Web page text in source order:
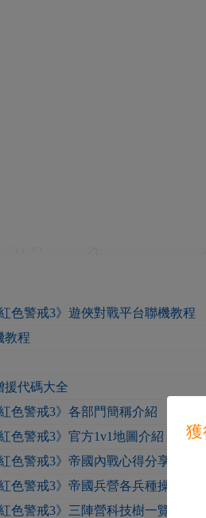
色警戒3》遊俠對戰平台聯機教程
教程
援代碼大全
色警戒3》各部門簡稱介紹
色警戒3》官方1v1地圖介紹
色警戒3》帝國內戰心得分享
色警戒3》帝國兵營各兵種操作指南
色警戒3》三陣營科技樹一覽